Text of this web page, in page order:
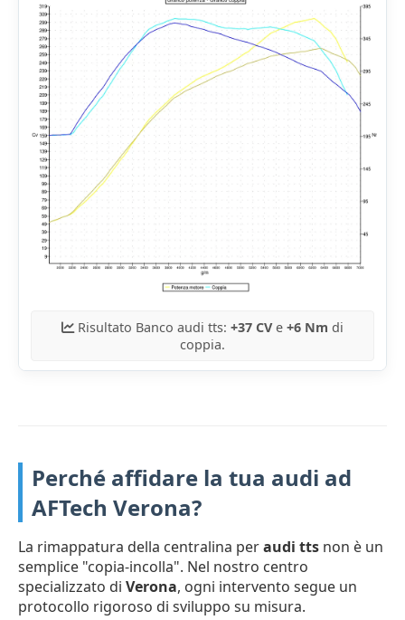
Risultato Banco audi tts: +37 CVe +6 Nm di
coppia.
Perché affidare la tua audi ad
AFTech Verona?
La rimappatura della centralina peraudi tts non è un
semplice "copia-incolla". Nel nostro centro
specializzato di Verona, ogni intervento segue un
protocollo rigoroso di sviluppo su misura.